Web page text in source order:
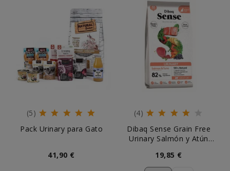
(5)
Pack Urinary para Gato
41,90 €
(4)
Dibaq Sense Grain Free
Urinary Salmón y Atún
19,85 €